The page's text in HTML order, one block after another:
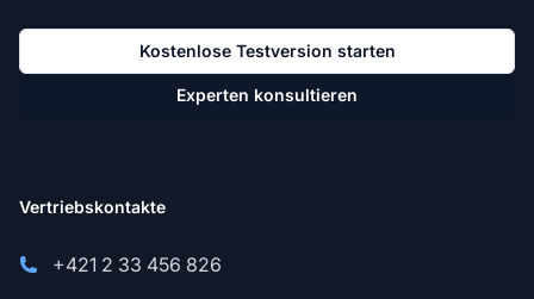
Kostenlose Testversion starten
Experten konsultieren
Vertriebskontakte
+421 2 33 456 826